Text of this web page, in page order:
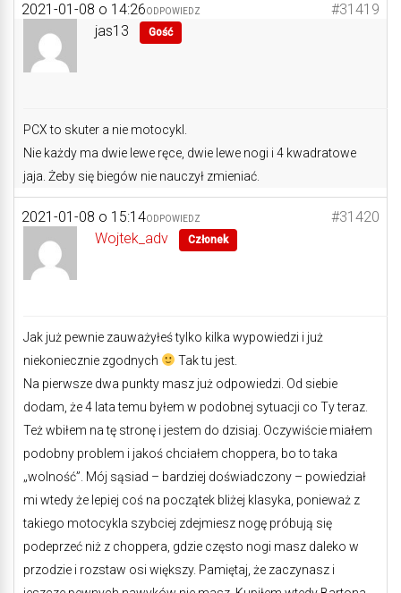
2021-01-08 o 14:26 #31419
ODPOWIEDZ
jas13 Gość
PCX to skuter a nie motocykl.
Nie każdy ma dwie lewe ręce, dwie lewe nogi i 4 kwadratowe
jaja. Żeby się biegów nie nauczył zmieniać.
2021-01-08 o 15:14 #31420
ODPOWIEDZ
Wojtek_adv Członek
Jak już pewnie zauważyłeś tylko kilka wypowiedzi i już
niekoniecznie zgodnych
Tak tu jest.
Na pierwsze dwa punkty masz już odpowiedzi. Od siebie
dodam, że 4 lata temu byłem w podobnej sytuacji co Ty teraz.
Też wbiłem na tę stronę i jestem do dzisiaj. Oczywiście miałem
podobny problem i jakoś chciałem choppera, bo to taka
„wolność”. Mój sąsiad – bardziej doświadczony – powiedział
mi wtedy że lepiej coś na początek bliżej klasyka, ponieważ z
takiego motocykla szybciej zdejmiesz nogę próbują się
podeprzeć niż z choppera, gdzie często nogi masz daleko w
przodzie i rozstaw osi większy. Pamiętaj, że zaczynasz i